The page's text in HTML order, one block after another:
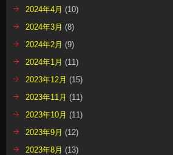
2024年4月 (10)
2024年3月 (8)
2024年2月 (9)
2024年1月 (11)
2023年12月 (15)
2023年11月 (11)
2023年10月 (11)
2023年9月 (12)
2023年8月 (13)